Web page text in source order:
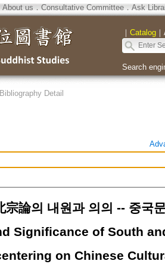
About us ． Consultative Committee． Ask
｜ Catalog｜
Search
Bibliography Detail
宗論의 내원과 의의 -- 중국
Significance of South
on Chinese